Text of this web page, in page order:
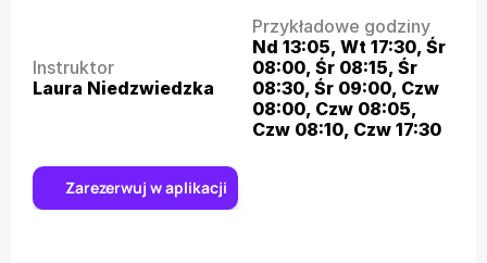
Instruktor
Laura Niedzwiedzka
Przykładowe godziny
Nd 13:05, Wt 17:30, Śr
08:00, Śr 08:15, Śr
08:30, Śr 09:00, Czw
08:00, Czw 08:05,
Czw 08:10, Czw 17:30
Zarezerwuj w aplikacji